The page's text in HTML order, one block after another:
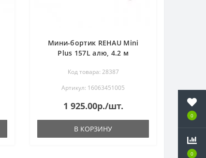
0
0
Мини-бортик REHAU Mini
Plus 157L алю, 4.2 м
Код товара: 28387
Артикул: 16063451005
1 925.00р./шт.
В КОРЗИНУ